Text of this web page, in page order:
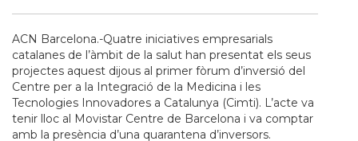
ACN Barcelona.-Quatre iniciatives empresarials
catalanes de l’àmbit de la salut han presentat els seus
projectes aquest dijous al primer fòrum d’inversió del
Centre per a la Integració de la Medicina i les
Tecnologies Innovadores a Catalunya (Cimti). L’acte va
tenir lloc al Movistar Centre de Barcelona i va comptar
amb la presència d’una quarantena d’inversors.